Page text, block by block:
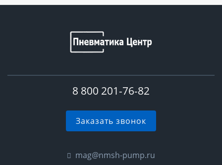
8 800 201-76-82
Заказать звонок
mag@nmsh-pump.ru